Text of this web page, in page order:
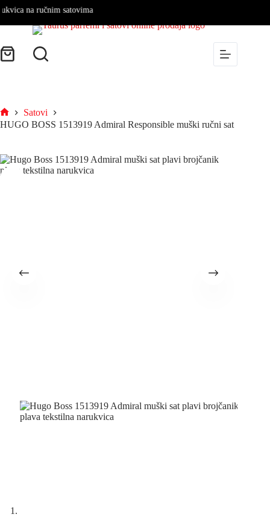
na ručnim satovima
Satovi
HUGO BOSS 1513919 Admiral Responsible muški ručni sat